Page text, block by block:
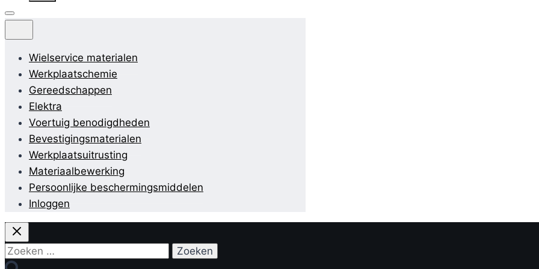
Wielservice materialen
Werkplaatschemie
Gereedschappen
Elektra
Voertuig benodigdheden
Bevestigingsmaterialen
Werkplaatsuitrusting
Materiaalbewerking
Persoonlijke beschermingsmiddelen
Inloggen
Zoeken
naar: